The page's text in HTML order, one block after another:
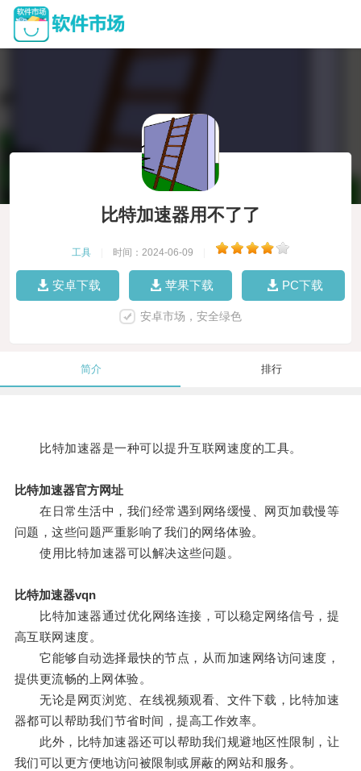
比特加速器用不了了
工具 时间：2024-06-09
安卓下载 苹果下载 PC下载
安卓市场，安全绿色
简介 排行
比特加速器是一种可以提升互联网速度的工具。
比特加速器官方网址
在日常生活中，我们经常遇到网络缓慢、网页加载慢等
问题，这些问题严重影响了我们的网络体验。
使用比特加速器可以解决这些问题。
比特加速器vqn
比特加速器通过优化网络连接，可以稳定网络信号，提
高互联网速度。
它能够自动选择最快的节点，从而加速网络访问速度，
提供更流畅的上网体验。
无论是网页浏览、在线视频观看、文件下载，比特加速
器都可以帮助我们节省时间，提高工作效率。
此外，比特加速器还可以帮助我们规避地区性限制，让
我们可以更方便地访问被限制或屏蔽的网站和服务。